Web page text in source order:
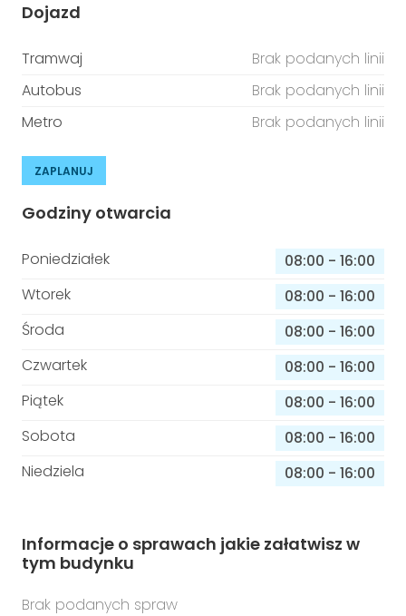
Dojazd
Tramwaj
Brak podanych linii
Autobus
Brak podanych linii
Metro
Brak podanych linii
ZAPLANUJ
Godziny otwarcia
Poniedziałek 08:00 - 16:00
Wtorek
08:00 - 16:00
Środa
08:00 - 16:00
Czwartek
08:00 - 16:00
Piątek
08:00 - 16:00
Sobota
08:00 - 16:00
Niedziela
08:00 - 16:00
Informacje o sprawach jakie załatwisz w
tym budynku
Brak podanych spraw